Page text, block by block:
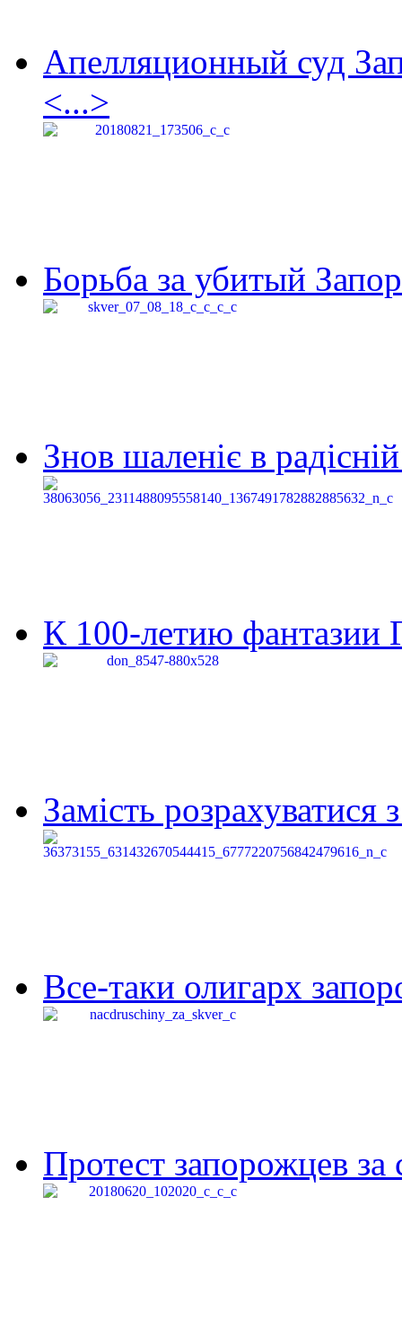
Апелляционный суд
<...>
Борьба за убитый
Знов шаленіє в
К 100-летию фантазии
Замість
Все-таки олигарх
Протест запорожцев за